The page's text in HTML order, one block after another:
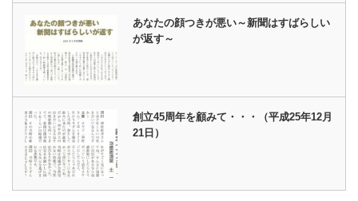
あなたの顔つきが悪い～新聞はすばらしい
が返す～
創立45周年を顧みて・・・（平成25年12月
21日）